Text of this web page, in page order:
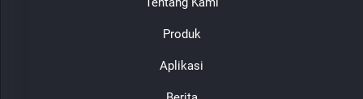
Produk
Aplikasi